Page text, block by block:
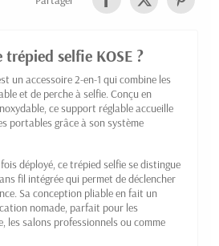
selfie KOSE ?
un accessoire 2-en-1 qui combine les
et de perche à selfie. Conçu en
ce support réglable accueille
portables grâce à son système
déployé, ce trépied selfie se distingue
fil intégrée qui permet de déclencher
Sa conception pliable en fait un
nomade, parfait pour les
les salons professionnels ou comme